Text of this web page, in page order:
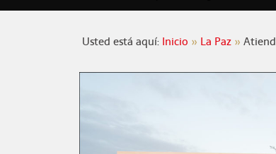
Usted está aquí: Inicio La Paz